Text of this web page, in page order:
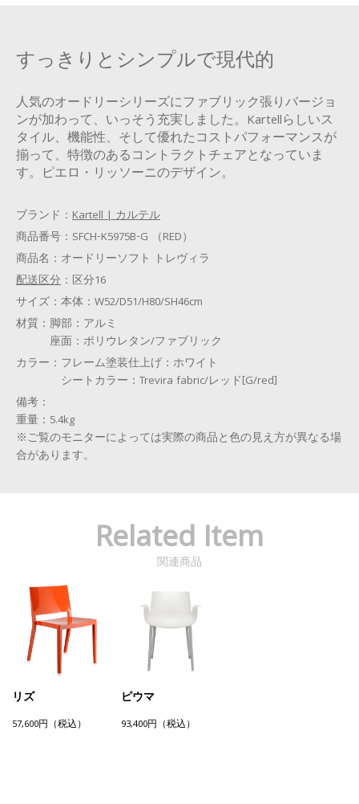
すっきりとシンプルで現代的
人気のオードリーシリーズにファブリック張りバージョ
ンが加わって、いっそう充実しました。Kartellらしいス
タイル、機能性、そして優れたコストパフォーマンスが
揃って、特徴のあるコントラクトチェアとなっていま
す。ピエロ・リッソーニのデザイン。
ブランド： Kartell | カルテル
商品番号： SFCH-K5975B-G （RED）
商品名： オードリーソフト トレヴィラ
配送区分 ： 区分16
サイズ： 本体：W52/D51/H80/SH46cm
材質： 脚部：アルミ
座面：ポリウレタン/ファブリック
カラー： フレーム塗装仕上げ：ホワイト
シートカラー：Trevira fabric/レッド[G/red]
備考：
重量：5.4kg
※ご覧のモニターによっては実際の商品と色の見え方が異なる場
合があります。
Related Item
関連商品
リズ
57,600円（税込）
ピウマ
93,400円（税込）